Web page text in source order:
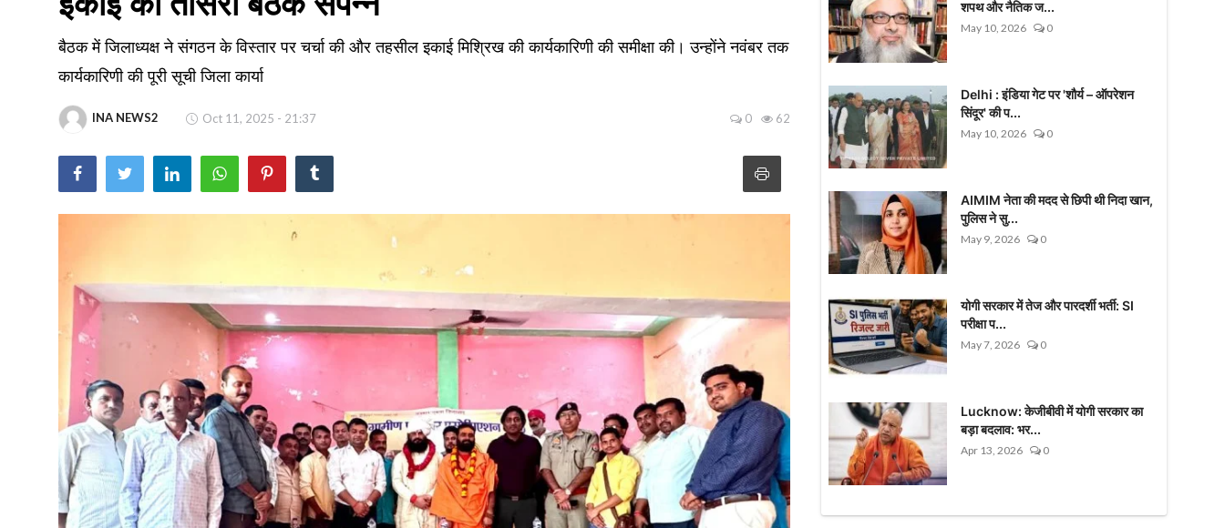
बैठक में जिलाध्यक्ष ने संगठन के विस्तार पर चर्चा की और तहसील इकाई मिश्रिख की कार्यकारिणी की समीक्षा की। उन्होंने नवंबर तक
कार्यकारिणी की पूरी सूची जिला कार्या
INA NEWS2 Oct 11, 2025 - 21:37 0 62
शपथ और नैतिक ज...
May 10, 2026 0
Delhi : इंडिया गेट पर 'शौर्य – ऑपरेशन
सिंदूर' की प...
May 10, 2026 0
AIMIM नेता की मदद से छिपी थी निदा खान,
पुलिस ने सु...
May 9, 2026 0
योगी सरकार में तेज और पारदर्शी भर्ती: SI
परीक्षा प...
May 7, 2026 0
Lucknow: केजीबीवी में योगी सरकार का
बड़ा बदलाव: भर...
Apr 13, 2026 0